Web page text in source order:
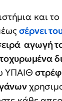
και το
σέρνει
αγωγή
ΥΠΑΙΘ